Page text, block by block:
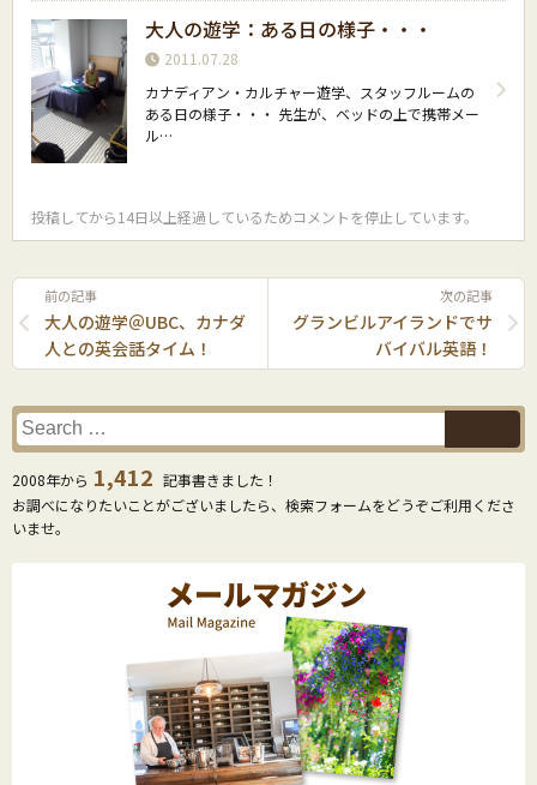
大人の遊学：ある日の様子・・・
2011.07.28
カナディアン・カルチャー遊学、スタッフルームの
ある日の様子・・・ 先生が、ベッドの上で携帯メー
ル…
投稿してから14日以上経過しているためコメントを停止しています。
前の記事
大人の遊学＠UBC、カナダ
人との英会話タイム！
次の記事
グランビルアイランドでサ
バイバル英語！
2008年から 1,412 記事書きました！
お調べになりたいことがございましたら、検索フォームをどうぞご利用くださ
いませ。